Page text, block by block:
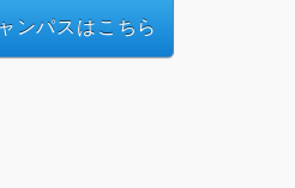
ンパスはこちら